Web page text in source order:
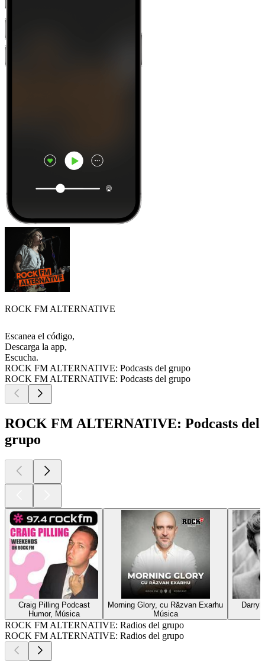
ROCK FM ALTERNATIVE
Escanea el código,
Descarga la app,
Escucha.
ROCK FM ALTERNATIVE: Podcasts del grupo
ROCK FM ALTERNATIVE: Podcasts del grupo
ROCK FM ALTERNATIVE: Podcasts del
grupo
Craig Pilling Podcast
Humor, Música
Morning Glory, cu Răzvan Exarhu
Música
Darryl
ROCK FM ALTERNATIVE: Radios del grupo
ROCK FM ALTERNATIVE: Radios del grupo